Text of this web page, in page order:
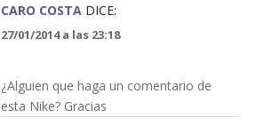
CARO COSTA DICE:
27/01/2014 a las 23:18
¿Alguien que haga un comentario de
esta Nike? Gracias